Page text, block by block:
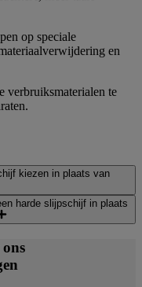
op speciale
en
verbruiksmaterialen te
kiezen in plaats van
harde slijpschijf in plaats